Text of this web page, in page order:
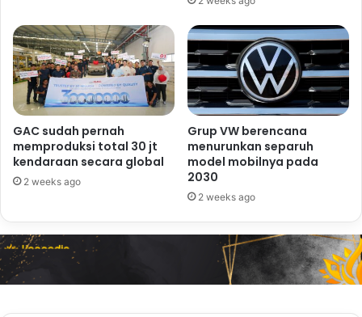
GAC sudah pernah
memproduksi total 30 jt
kendaraan secara global
2 weeks ago
Grup VW berencana
menurunkan separuh
model mobilnya pada
2030
2 weeks ago